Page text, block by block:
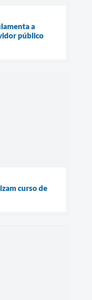
a
público
curso de